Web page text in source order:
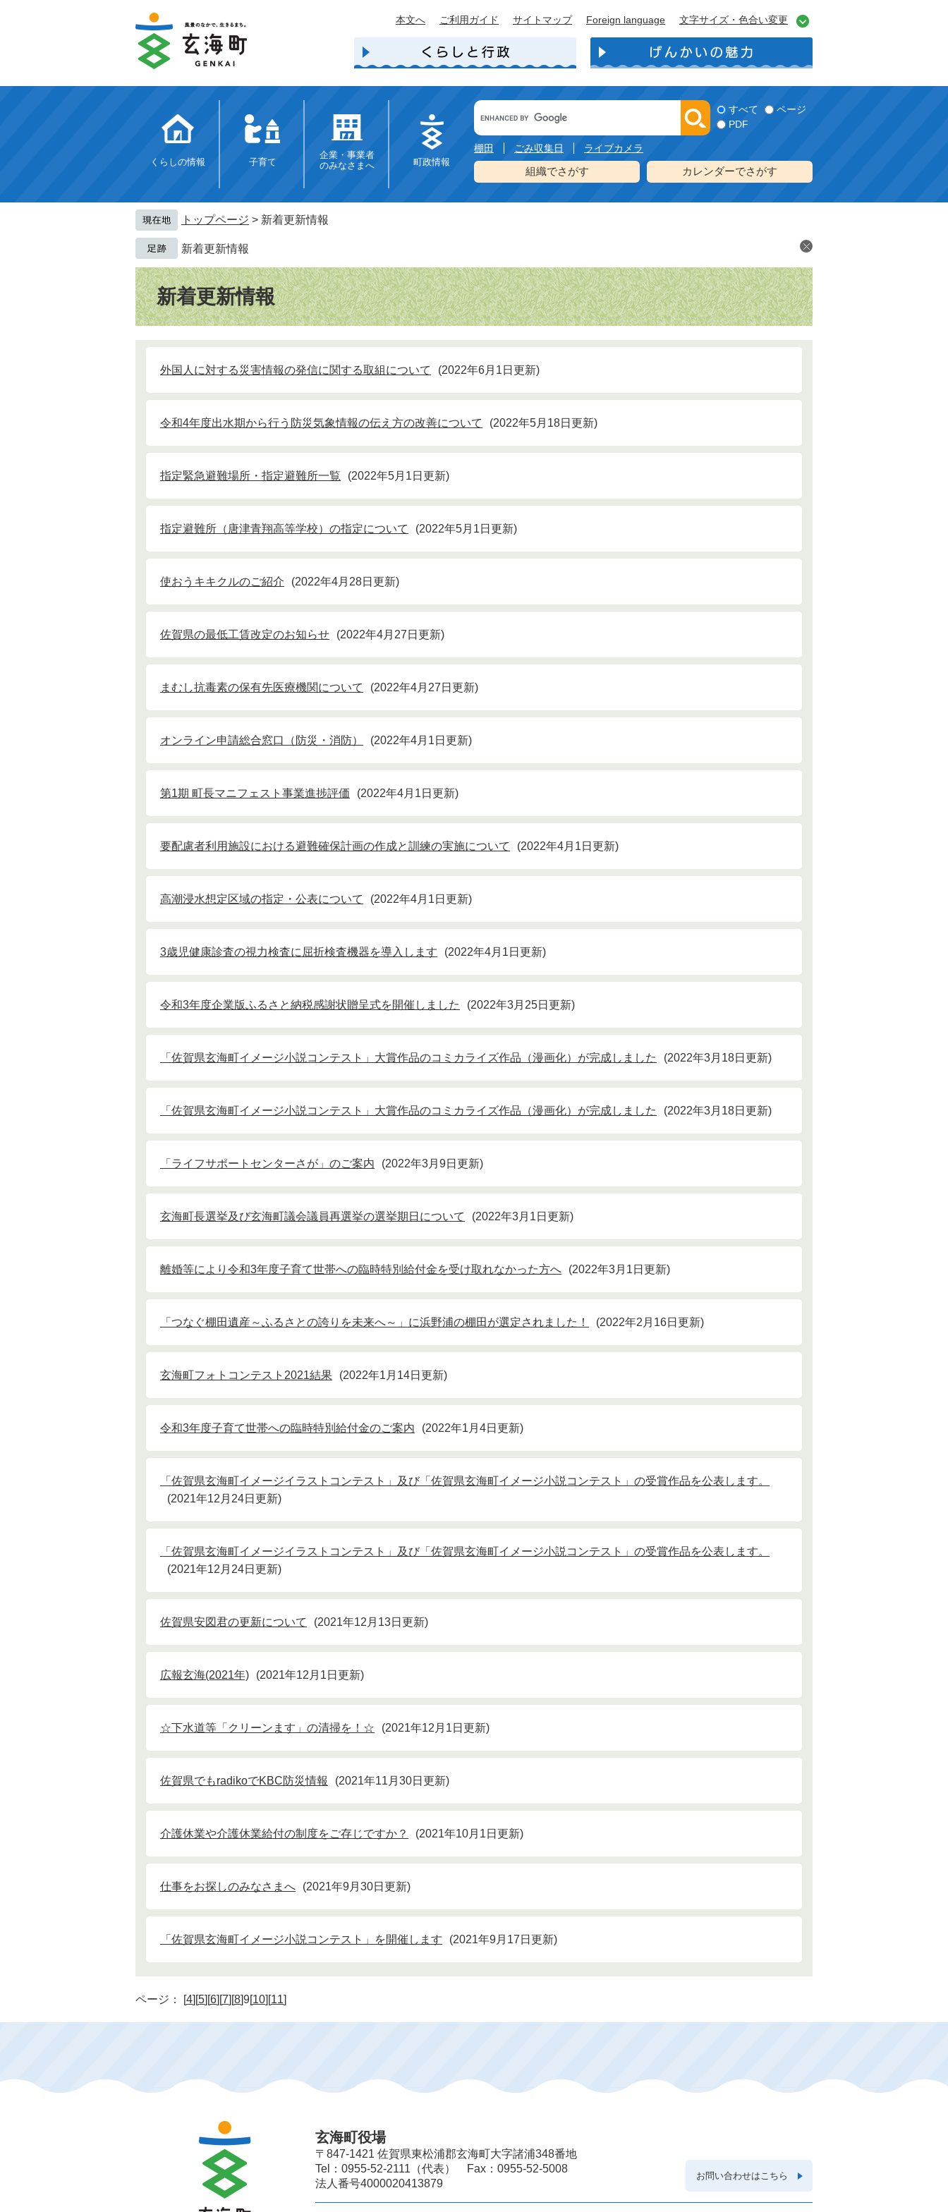
本文へ ご利用ガイド サイトマップ Foreign language 文字サイズ・色合い変更
くらしの情報 子育て
企業・事業者
のみなさまへ
町政情報
Google
カ
ス
タ
ム
検
索
すべて
ページ
PDF
棚田 ごみ収集日 ライブカメラ
組織でさがす カレンダーでさがす
トップページ > 新着更新情報
新着更新情報
本
文
新着更新情報
外国人に対する災害情報の発信に関する取組について 2022年6月1日更新
令和4年度出水期から行う防災気象情報の伝え方の改善について 2022年5月18日更新
指定緊急避難場所・指定避難所一覧 2022年5月1日更新
指定避難所（唐津青翔高等学校）の指定について 2022年5月1日更新
使おうキキクルのご紹介 2022年4月28日更新
佐賀県の最低工賃改定のお知らせ 2022年4月27日更新
まむし抗毒素の保有先医療機関について 2022年4月27日更新
オンライン申請総合窓口（防災・消防） 2022年4月1日更新
第1期 町長マニフェスト事業進捗評価 2022年4月1日更新
要配慮者利用施設における避難確保計画の作成と訓練の実施について 2022年4月1日更新
高潮浸水想定区域の指定・公表について 2022年4月1日更新
3歳児健康診査の視力検査に屈折検査機器を導入します 2022年4月1日更新
令和3年度企業版ふるさと納税感謝状贈呈式を開催しました 2022年3月25日更新
「佐賀県玄海町イメージ小説コンテスト」大賞作品のコミカライズ作品（漫画化）が完成しました 2022年3月18日更新
「佐賀県玄海町イメージ小説コンテスト」大賞作品のコミカライズ作品（漫画化）が完成しました 2022年3月18日更新
「ライフサポートセンターさが」のご案内 2022年3月9日更新
玄海町長選挙及び玄海町議会議員再選挙の選挙期日について 2022年3月1日更新
離婚等により令和3年度子育て世帯への臨時特別給付金を受け取れなかった方へ 2022年3月1日更新
「つなぐ棚田遺産～ふるさとの誇りを未来へ～」に浜野浦の棚田が選定されました！ 2022年2月16日更新
玄海町フォトコンテスト2021結果 2022年1月14日更新
令和3年度子育て世帯への臨時特別給付金のご案内 2022年1月4日更新
「佐賀県玄海町イメージイラストコンテスト」及び「佐賀県玄海町イメージ小説コンテスト」の受賞作品を公表します。
2021年12月24日更新
「佐賀県玄海町イメージイラストコンテスト」及び「佐賀県玄海町イメージ小説コンテスト」の受賞作品を公表します。
2021年12月24日更新
佐賀県安図君の更新について 2021年12月13日更新
広報玄海(2021年) 2021年12月1日更新
☆下水道等「クリーンます」の清掃を！☆ 2021年12月1日更新
佐賀県でもradikoでKBC防災情報 2021年11月30日更新
介護休業や介護休業給付の制度をご存じですか？ 2021年10月1日更新
仕事をお探しのみなさまへ 2021年9月30日更新
「佐賀県玄海町イメージ小説コンテスト」を開催します 2021年9月17日更新
ページ： [4][5][6][7][8]9[10][11]
玄海町役場
〒847-1421 佐賀県東松浦郡玄海町大字諸浦348番地
Tel：0955-52-2111（代表） Fax：0955-52-5008
法人番号4000020413879
お問い合わせはこちら